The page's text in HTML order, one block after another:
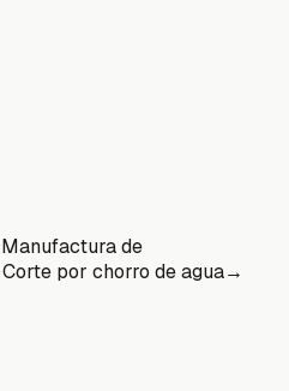
Manufactura de
Corte por chorro de agua→